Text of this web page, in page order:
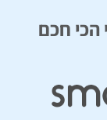
הכי חכם